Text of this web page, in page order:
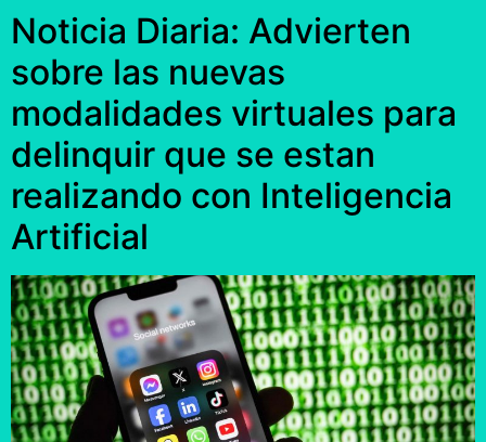
Noticia Diaria: Advierten
sobre las nuevas
modalidades virtuales para
delinquir que se estan
realizando con Inteligencia
Artificial